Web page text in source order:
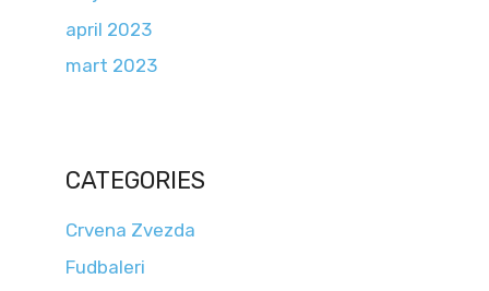
april 2023
mart 2023
CATEGORIES
Crvena Zvezda
Fudbaleri